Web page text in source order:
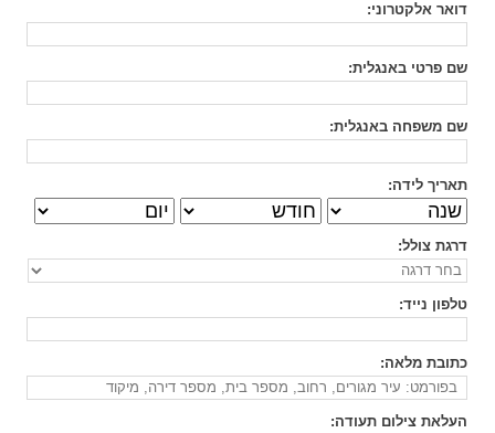
דואר אלקטרוני:
שם פרטי באנגלית:
שם משפחה באנגלית:
תאריך לידה:
דרגת צולל:
טלפון נייד:
כתובת מלאה:
העלאת צילום תעודה: